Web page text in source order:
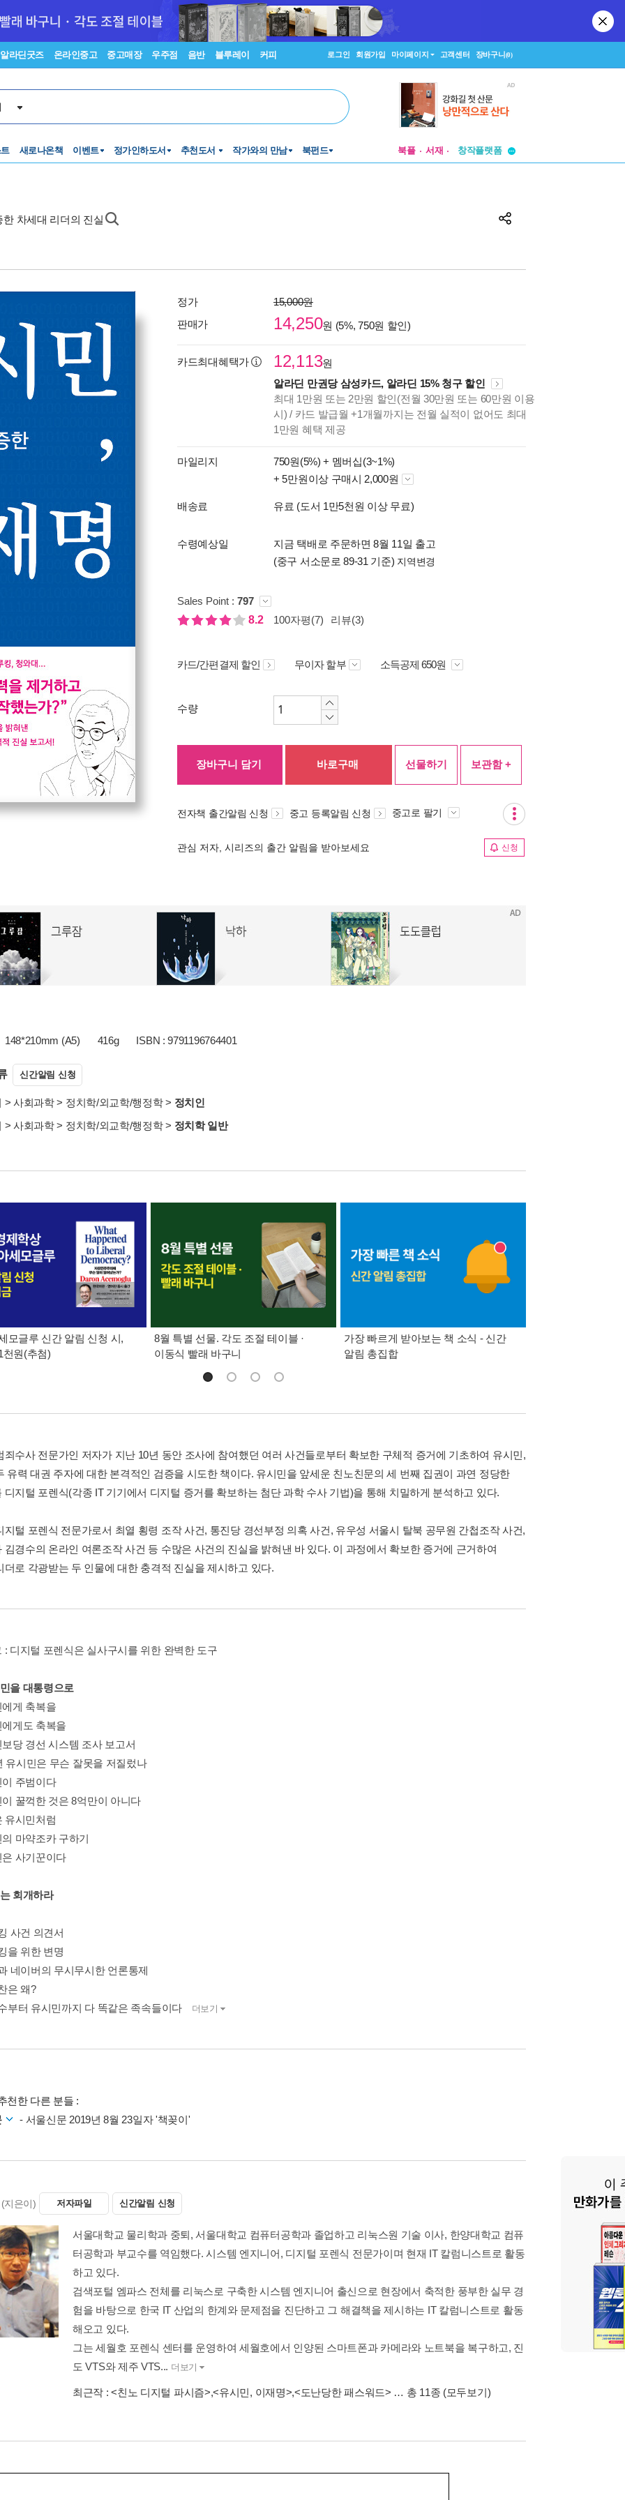
알라딘굿즈 온라인중고 중고매장 우주점 음반 블루레이 커피 로그인 회원가입 마이페이지 고객센터 장바구니(0)
새로나온책 이벤트 정가인하도서 추천도서 작가와의 만남 북펀드 북플 서재
창작플랫폼
차세대 리더의 진실
정가
15,000원
판매가
14,250원 (5%, 750원 할인)
카드최대혜택가 12,113원
알라딘 만권당 삼성카드, 알라딘 15% 청구 할인
최대 1만원 또는 2만원 할인(전월 30만원 또는 60만원 이용
시) / 카드 발급월 +1개월까지는 전월 실적이 없어도 최대
1만원 혜택 제공
마일리지 750원(5%) + 멤버십(3~1%)
+ 5만원이상 구매시 2,000원
배송료 유료 (도서 1만5천원 이상 무료)
수령예상일
지금 택배로 주문하면 8월 11일 출고
(중구 서소문로 89-31 기준) 지역변경
Sales Point : 797
8.2
100자평(7) 리뷰(3)
카드/간편결제 할인 무이자 할부 소득공제 650원
수량
장바구니 담기 바로구매 선물하기 보관함 +
전자책 출간알림 신청 중고 등록알림 신청 중고로 팔기
관심 저자, 시리즈의 출간 알림을 받아보세요 신청
148*210mm (A5) 416g ISBN : 9791196764401
신간알림 신청
> 사회과학> 정치학/외교학/행정학> 정치인
> 사회과학> 정치학/외교학/행정학> 정치학 일반
모글루 신간 알림 신청 시,
천원(추첨)
8월 특별 선물. 각도 조절 테이블 ·
이동식 빨래 바구니
가장 빠르게 받아보는 책 소식 - 신간
알림 총집합
죄수사 전문가인 저자가 지난 10년 동안 조사에 참여했던 여러 사건들로부터 확보한 구체적 증거에 기초하여 유시민,
유력 대권 주자에 대한 본격적인 검증을 시도한 책이다. 유시민을 앞세운 친노친문의 세 번째 집권이 과연 정당한
디지털 포렌식(각종 IT 기기에서 디지털 증거를 확보하는 첨단 과학 수사 기법)을 통해 치밀하게 분석하고 있다.
지털 포렌식 전문가로서 최열 횡령 조작 사건, 통진당 경선부정 의혹 사건, 유우성 서울시 탈북 공무원 간첩조작 사건,
김경수의 온라인 여론조작 사건 등 수많은 사건의 진실을 밝혀낸 바 있다. 이 과정에서 확보한 증거에 근거하여
더로 각광받는 두 인물에 대한 충격적 진실을 제시하고 있다.
: 디지털 포렌식은 실사구시를 위한 완벽한 도구
을 대통령으로
게 축복을
게도 축복을
당 경선 시스템 조사 보고서
유시민은 무슨 잘못을 저질렀나
주범이다
꿀꺽한 것은 8억만이 아니다
유시민처럼
마약조카 구하기
사기꾼이다
회개하라
사건 의견서
을 위한 변명
네이버의 무시무시한 언론통제
은 왜?
부터 유시민까지 다 똑같은 족속들이다
더보기
천한 다른 분들 :
- 서울신문 2019년 8월 23일자 '책꽂이'
(지은이) 저자파일 신간알림 신청
서울대학교 물리학과 중퇴, 서울대학교 컴퓨터공학과 졸업하고 리눅스원 기술 이사, 한양대학교 컴퓨
터공학과 부교수를 역임했다. 시스템 엔지니어, 디지털 포렌식 전문가이며 현재 IT 칼럼니스트로 활동
하고 있다.
검색포털 엠파스 전체를 리눅스로 구축한 시스템 엔지니어 출신으로 현장에서 축적한 풍부한 실무 경
험을 바탕으로 한국 IT 산업의 한계와 문제점을 진단하고 그 해결책을 제시하는 IT 칼럼니스트로 활동
해오고 있다.
그는 세월호 포렌식 센터를 운영하여 세월호에서 인양된 스마트폰과 카메라와 노트북을 복구하고, 진
도 VTS와 제주 VTS... 더보기
최근작 :<친노 디지털 파시즘>,<유시민, 이재명>,<도난당한 패스워드> … 총 11종 (모두보기)